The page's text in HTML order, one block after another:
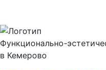
Функционально-
в Кемерово